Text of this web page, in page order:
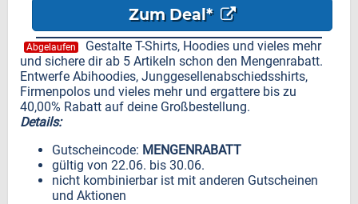
Zum Deal*
Abgelaufen
Gestalte T-Shirts, Hoodies und vieles mehr
und sichere dir ab 5 Artikeln schon den Mengenrabatt.
Entwerfe Abihoodies, Junggesellenabschiedsshirts,
Firmenpolos und vieles mehr und ergattere bis zu
40,00% Rabatt auf deine Großbestellung.
Details:
Gutscheincode: MENGENRABATT
gültig von 22.06. bis 30.06.
nicht kombinierbar ist mit anderen Gutscheinen
und Aktionen